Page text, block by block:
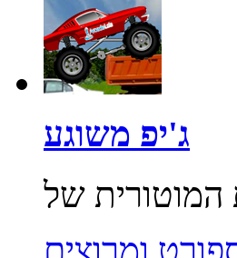
ג'יפ משוגע
ומרוצים